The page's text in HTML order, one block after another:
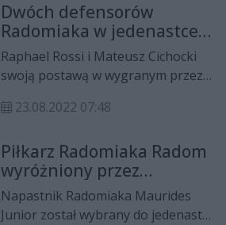
Dwóch defensorów
Radomiaka w jedenastce
6. kolejki PKO Ekstraklasy
Raphael Rossi i Mateusz Cichocki
swoją postawą w wygranym przez
z Zagłębiem zasłużyli na nominacje
Ekstraklasy.
23.08.2022 07:48
Piłkarz Radomiaka Radom
wyróżniony przez
Tygodnik Piłka Nożna
Napastnik Radomiaka Maurides
Junior został wybrany do jedenastki